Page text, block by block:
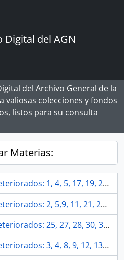
Digital del AGN
del Archivo General de la
valiosas colecciones y fondos
listos para su consulta
Materias:
(10) Documentos deteriorados: 1, 4, 5, 17, 19, 29, 34, 21, 22, 25.
(10) Documentos deteriorados: 2, 5,9, 11, 21, 22, 41, 59, 75, 80.
(10) Documentos deteriorados: 25, 27, 28, 30, 31, 32 34, 35, 37, 38.
(10) Documentos deteriorados: 3, 4, 8, 9, 12, 13, 15, 17, 20, 22.